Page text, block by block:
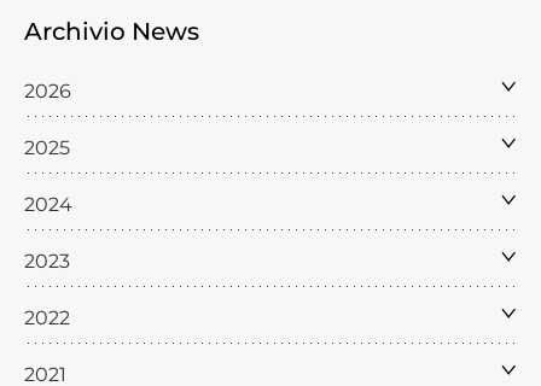
Archivio News
2026
2025
2024
2023
2022
2021